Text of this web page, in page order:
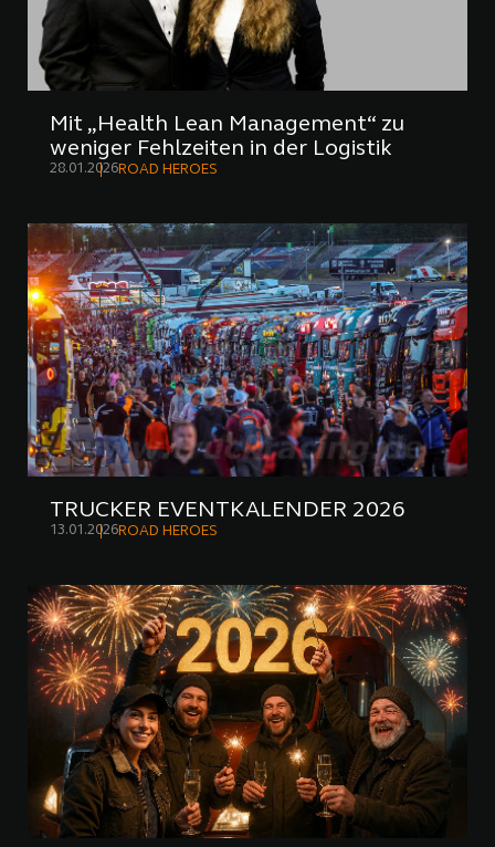
Mit „Health Lean Management“ zu
weniger Fehlzeiten in der Logistik
28.01.2026ROAD HEROES
TRUCKER EVENTKALENDER 2026
13.01.2026ROAD HEROES